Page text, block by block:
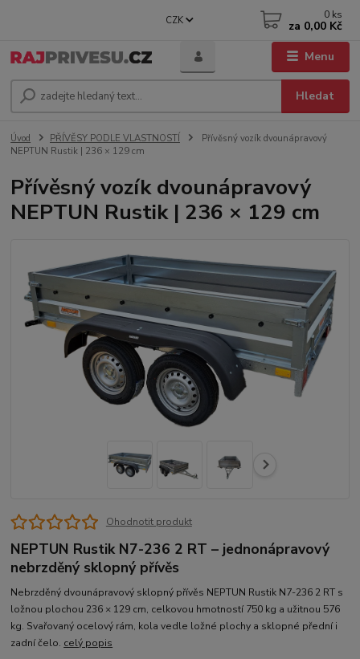
Menu
CZK
Hledat
0 ks
za 0,00 Kč
Úvod PŘÍVĚSY PODLE VLASTNOSTÍ
Přívěsný vozík dvounápravový
NEPTUN Rustik | 236 × 129 cm
Přívěsný vozík dvounápravový
NEPTUN Rustik | 236 × 129 cm
Ohodnotit produkt
NEPTUN Rustik N7-236 2 RT – jednonápravový
nebrzděný sklopný přívěs
Nebrzděný dvounápravový sklopný přívěs NEPTUN Rustik N7-236 2 RT s
ložnou plochou 236 × 129 cm, celkovou hmotností 750 kg a užitnou 576
kg. Svařovaný ocelový rám, kola vedle ložné plochy a sklopné přední i
zadní čelo. celý popis